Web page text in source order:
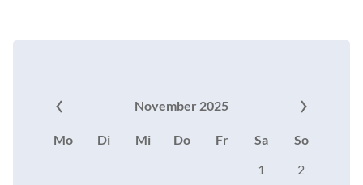
November 2025
Mo Di Mi Do Fr Sa
So
1
2